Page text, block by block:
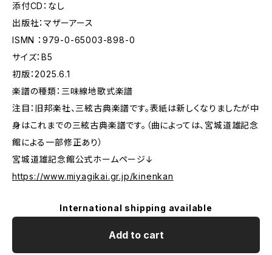
添付CD：なし
出版社：マザーアース
ISMN ：979-0-65003-898-0
サイズ：B5
初版：2025.6.1
楽譜の種類：三味線地歌式楽譜
注目：旧邦楽社、三絃古典楽譜です。表紙は新しくなりましたが中
身はこれまでの三絃古典楽譜です。（曲によっては、宮城道雄記念
館による一部修正あり）
宮城道雄記念館公式ホームページ↓
https://www.miyagikai.gr.jp/kinenkan
International shipping available
Add to cart